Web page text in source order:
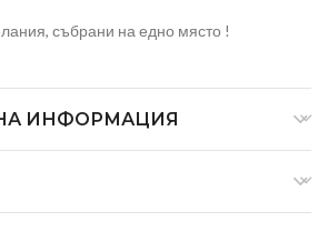
събрани на едно място !
ИНФОРМАЦИЯ